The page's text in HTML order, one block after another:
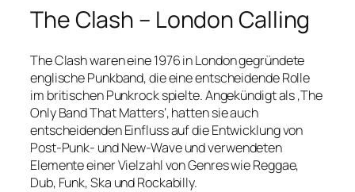
The Clash – London Calling
The Clash waren eine 1976 in London gegründete
englische Punkband, die eine entscheidende Rolle
im britischen Punkrock spielte. Angekündigt als ‚The
Only Band That Matters‘, hatten sie auch
entscheidenden Einfluss auf die Entwicklung von
Post-Punk- und New-Wave und verwendeten
Elemente einer Vielzahl von Genres wie Reggae,
Dub, Funk, Ska und Rockabilly.